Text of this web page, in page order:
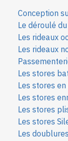
Conception
Le déroulé
Les rideaux
Les rideaux
Les stores
Les stores
Les stores
Les stores
Les stores
Les